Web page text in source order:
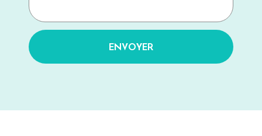
ENVOYER